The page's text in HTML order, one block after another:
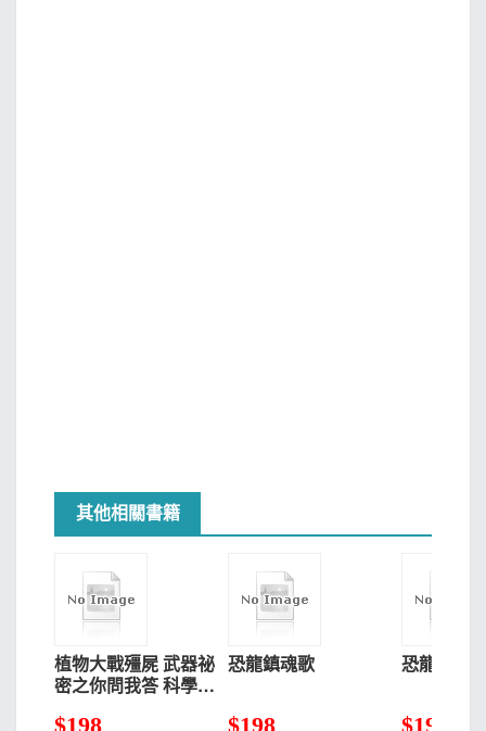
其他相關書籍
植物大戰殭屍 武器祕
密之你問我答 科學漫
$198
恐龍鎮魂歌
$198
恐龍村筆
$198